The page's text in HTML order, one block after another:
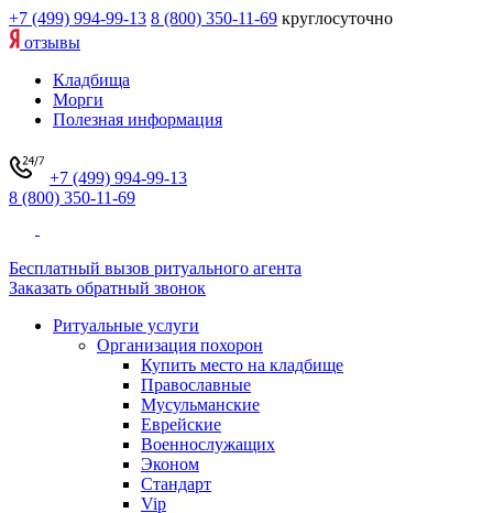
+7 (499) 994-99-13 8 (800) 350-11-69 круглосуточно
отзывы
Кладбища
Морги
Полезная информация
+7 (499) 994-99-13
8 (800) 350-11-69
Бесплатный вызов ритуального агента
Заказать обратный звонок
Ритуальные услуги
Организация похорон
Купить место на кладбище
Православные
Мусульманские
Еврейские
Военнослужащих
Эконом
Стандарт
Vip